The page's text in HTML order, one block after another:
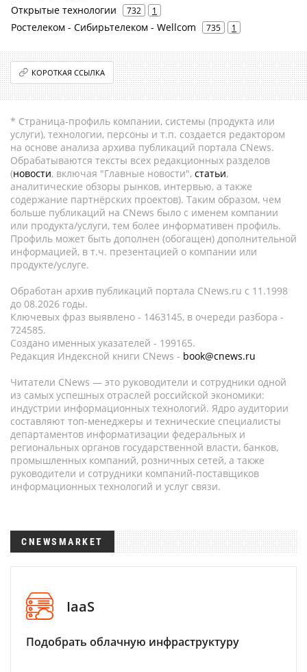
Открытые технологии 732 1
Ростелеком - Сибирьтелеком - Wellcom 735 1
КОРОТКАЯ ССЫЛКА
* Страница-профиль компании, системы (продукта или
услуги), технологии, персоны и т.п. создается редактором
на основе анализа архива публикаций портала CNews.
Обрабатываются тексты всех редакционных разделов
(новости, включая "Главные новости", статьи,
аналитические обзоры рынков, интервью, а также
содержание партнёрских проектов). Таким образом, чем
больше публикаций на CNews было с именем компании
или продукта/услуги, тем более информативен профиль.
Профиль может быть дополнен (обогащен) дополнительной
информацией, в т.ч. презентацией о компании или
продукте/услуге.
Обработан архив публикаций портала CNews.ru c 11.1998
до 08.2026 годы.
Ключевых фраз выявлено - 1463145, в очереди разбора -
724585.
Создано именных указателей - 199165.
Редакция Индексной книги CNews - book@cnews.ru
Читатели CNews — это руководители и сотрудники одной
из самых успешных отраслей российской экономики:
индустрии информационных технологий. Ядро аудитории
составляют топ-менеджеры и технические специалисты
департаментов информатизации федеральных и
региональных органов государственной власти, банков,
промышленных компаний, розничных сетей, а также
руководители и сотрудники компаний-поставщиков
информационных технологий и услуг связи.
CNEWSMARKET
IaaS
Подобрать облачную инфраструктуру